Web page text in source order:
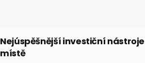
Nejúspěšnější investiční
místě